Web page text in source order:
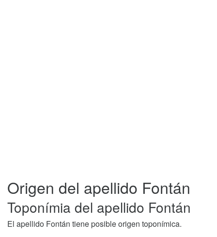
Origen del apellido Fontán
Toponímia del apellido Fontán
El apellido Fontán tiene posible origen toponímica.